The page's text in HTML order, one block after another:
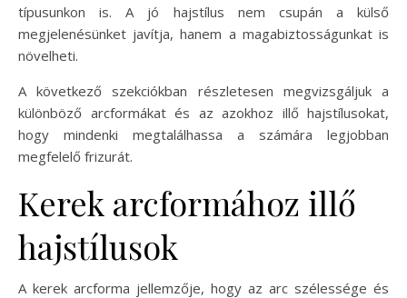
típusunkon is. A jó hajstílus nem csupán a külső
megjelenésünket javítja, hanem a magabiztosságunkat is
növelheti.
A következő szekciókban részletesen megvizsgáljuk a
különböző arcformákat és az azokhoz illő hajstílusokat,
hogy mindenki megtalálhassa a számára legjobban
megfelelő frizurát.
Kerek arcformához illő
hajstílusok
A kerek arcforma jellemzője, hogy az arc szélessége és